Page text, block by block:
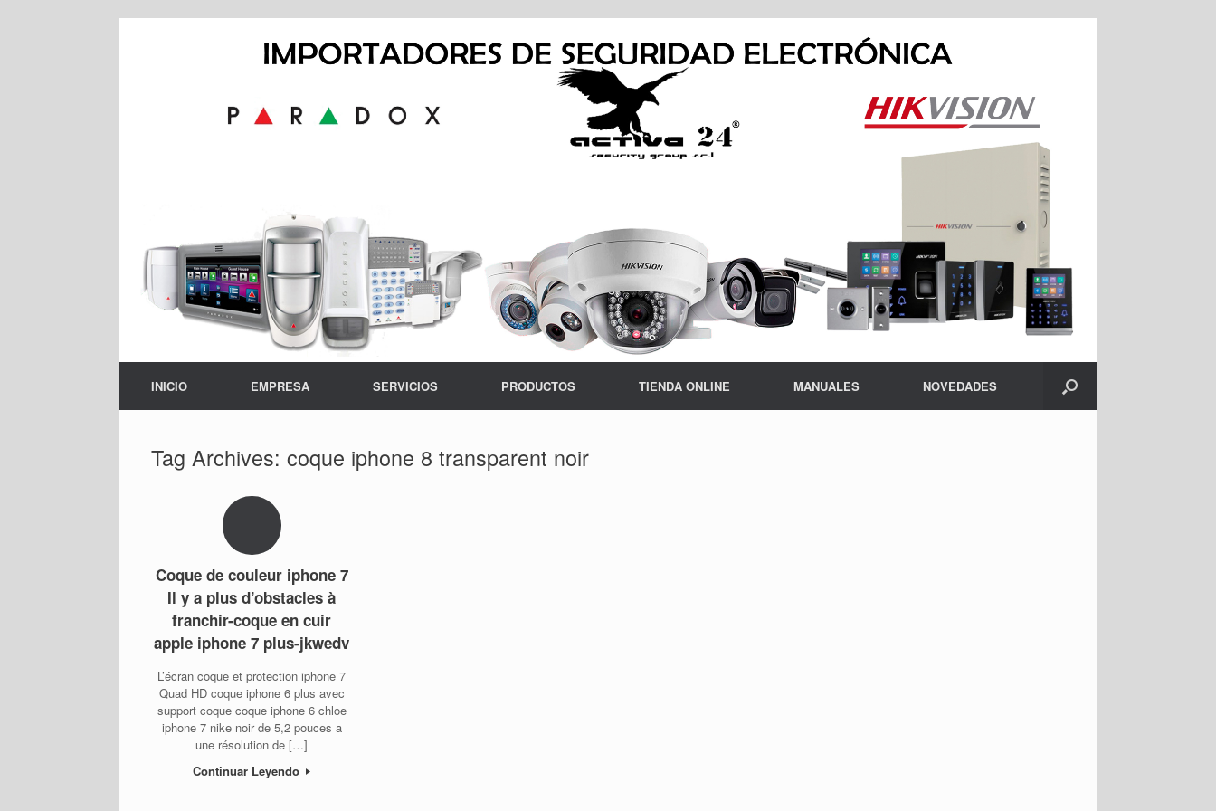
INICIO EMPRESA SERVICIOS PRODUCTOS TIENDA ONLINE MANUALES NOVEDADES
Tag Archives: coque iphone 8 transparent noir
Coque de couleur iphone 7
Il y a plus d’obstacles à
franchir-coque en cuir
apple iphone 7 plus-jkwedv
L’écran coque et protection iphone 7
Quad HD coque iphone 6 plus avec
support coque coque iphone 6 chloe
iphone 7 nike noir de 5,2 pouces a
une résolution de […]
Continuar Leyendo